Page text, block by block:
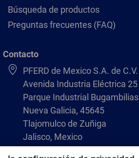
Búsqueda de productos
Preguntas frecuentes (FAQ)
Contacto
PFERD de Mexico S.A. de C.V.
Avenida Industria Eléctrica 25
Parque Industrial Bugambilias
Nueva Galicia, 45645
Tlajomulco de Zuñiga
Jalisco, Mexico